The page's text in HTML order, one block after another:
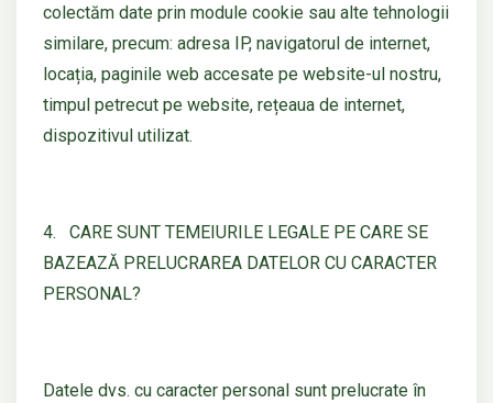
colectăm date prin module cookie sau alte tehnologii
similare, precum: adresa IP, navigatorul de internet,
locația, paginile web accesate pe website-ul nostru,
timpul petrecut pe website, rețeaua de internet,
dispozitivul utilizat.
4. CARE SUNT TEMEIURILE LEGALE PE CARE SE
BAZEAZĂ PRELUCRAREA DATELOR CU CARACTER
PERSONAL?
Datele dvs. cu caracter personal sunt prelucrate în